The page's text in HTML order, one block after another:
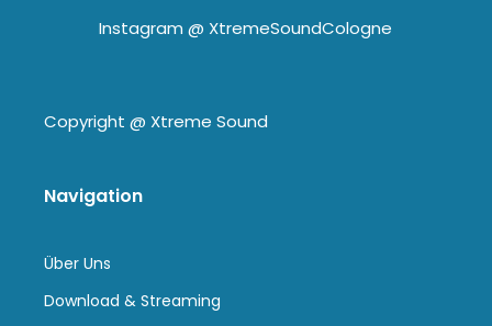
Instagram @ XtremeSoundCologne
Copyright @ Xtreme Sound
Navigation
Über Uns
Download & Streaming